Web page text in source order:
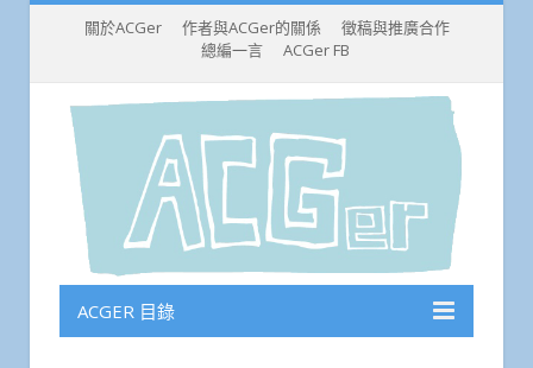
關於ACGer 作者與ACGer的關係
徵稿與推廣合作
總編一言
ACGer FB
ACGER 目錄